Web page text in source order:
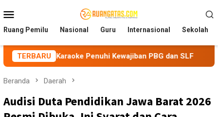
ke
kontenMobile
Ruang Pemilu Nasional Guru Internasional Sekolah
TERBARU
Penuhi Kewajiban PBG dan SLF BEM
Beranda Daerah
Audisi Duta Pendidikan Jawa Barat 2026